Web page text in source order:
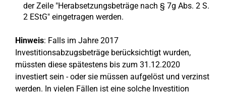
der Zeile "Herabsetzungsbeträge nach § 7g Abs. 2 S.
2 EStG" eingetragen werden.
Hinweis: Falls im Jahre 2017
Investitionsabzugsbeträge berücksichtigt wurden,
müssten diese spätestens bis zum 31.12.2020
investiert sein - oder sie müssen aufgelöst und verzinst
werden. In vielen Fällen ist eine solche Investition